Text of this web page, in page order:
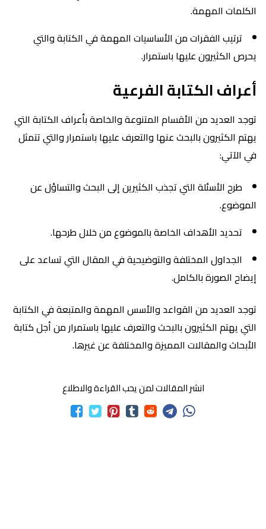
المهمة.
ترتيب الفقرات من الأساسيات المهمة في الكتابة والتي
الكثيرون عليها باستمرار.
الكتابة الفرعية
العديد من الأقسام المتنوعة والخاصة بأعراف الكتابة التي
الكثيرون بالبحث عنها والتعرف عليها باستمرار والتي تتمثل
طرح الأسئلة التي تجذب الكثيرين إلى البحث والتساؤل عن
تحديد الأهداف الخاصة بالموضوع من خلال طرحها.
الجداول المختلفة والتوضيحية في المقال التي تساعد على
الصورة بالكامل.
العديد من القواعد والأسس المهمة والمتبعة في الكتابة
يهتم الكثيرون بالبحث والتعرف عليها باستمرار من أجل كتابة
والمقالات المميزة والمختلفة عن غيرها.
انشر المقالات لمن يحب القراءة والاطلاع